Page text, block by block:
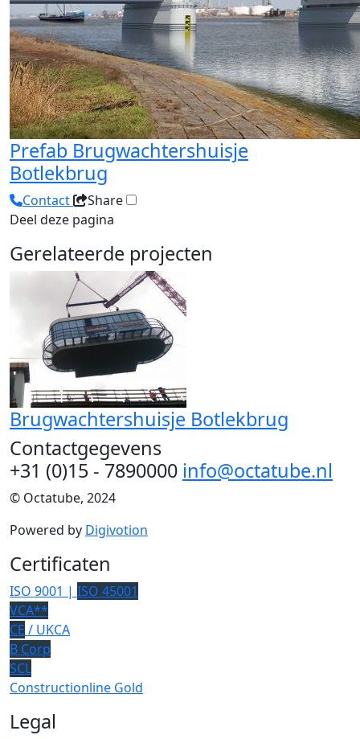
Prefab Brugwachtershuisje
Botlekbrug
Contact
Share
Deel deze pagina
Gerelateerde projecten
Brugwachtershuisje Botlekbrug
Contactgegevens
+31 (0)15 - 7890000 info@octatube.nl
© Octatube, 2024
Powered by Digivotion
Certificaten
ISO 9001 | ISO 45001
VCA**
CE / UKCA
B Corp
SCL
Constructionline Gold
Legal